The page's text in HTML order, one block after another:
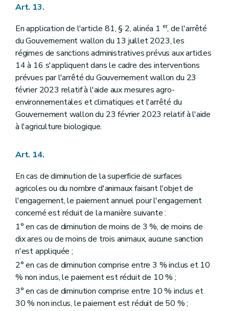
Art. 13.
En application de l'article 81, § 2, alinéa 1 er, de l'arrêté
du Gouvernement wallon du 13 juillet 2023, les
régimes de sanctions administratives prévus aux articles
14 à 16 s'appliquent dans le cadre des interventions
prévues par l'arrêté du Gouvernement wallon du 23
février 2023 relatif à l'aide aux mesures agro-
environnementales et climatiques et l'arrêté du
Gouvernement wallon du 23 février 2023 relatif à l'aide
à l'agriculture biologique.
Art. 14.
En cas de diminution de la superficie de surfaces
agricoles ou du nombre d'animaux faisant l'objet de
l'engagement, le paiement annuel pour l'engagement
concerné est réduit de la manière suivante :
1° en cas de diminution de moins de 3 %, de moins de
dix ares ou de moins de trois animaux, aucune sanction
n'est appliquée ;
2° en cas de diminution comprise entre 3 % inclus et 10
% non inclus, le paiement est réduit de 10 % ;
3° en cas de diminution comprise entre 10 % inclus et
30 % non inclus, le paiement est réduit de 50 % ;